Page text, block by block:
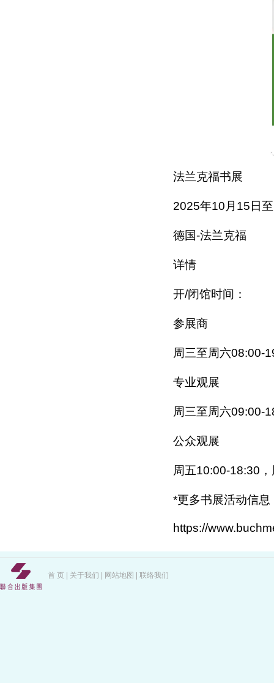
法兰克福书展
2025年10月15日
德国-法兰克福
详情
开/闭馆时间：
参展商
周三至周六08:00-
专业观展
周三至周六09:00-
公众观展
周五10:00-18:30
*更多书展活动信
https://
首 页 关于我们 网站地图 联络我们